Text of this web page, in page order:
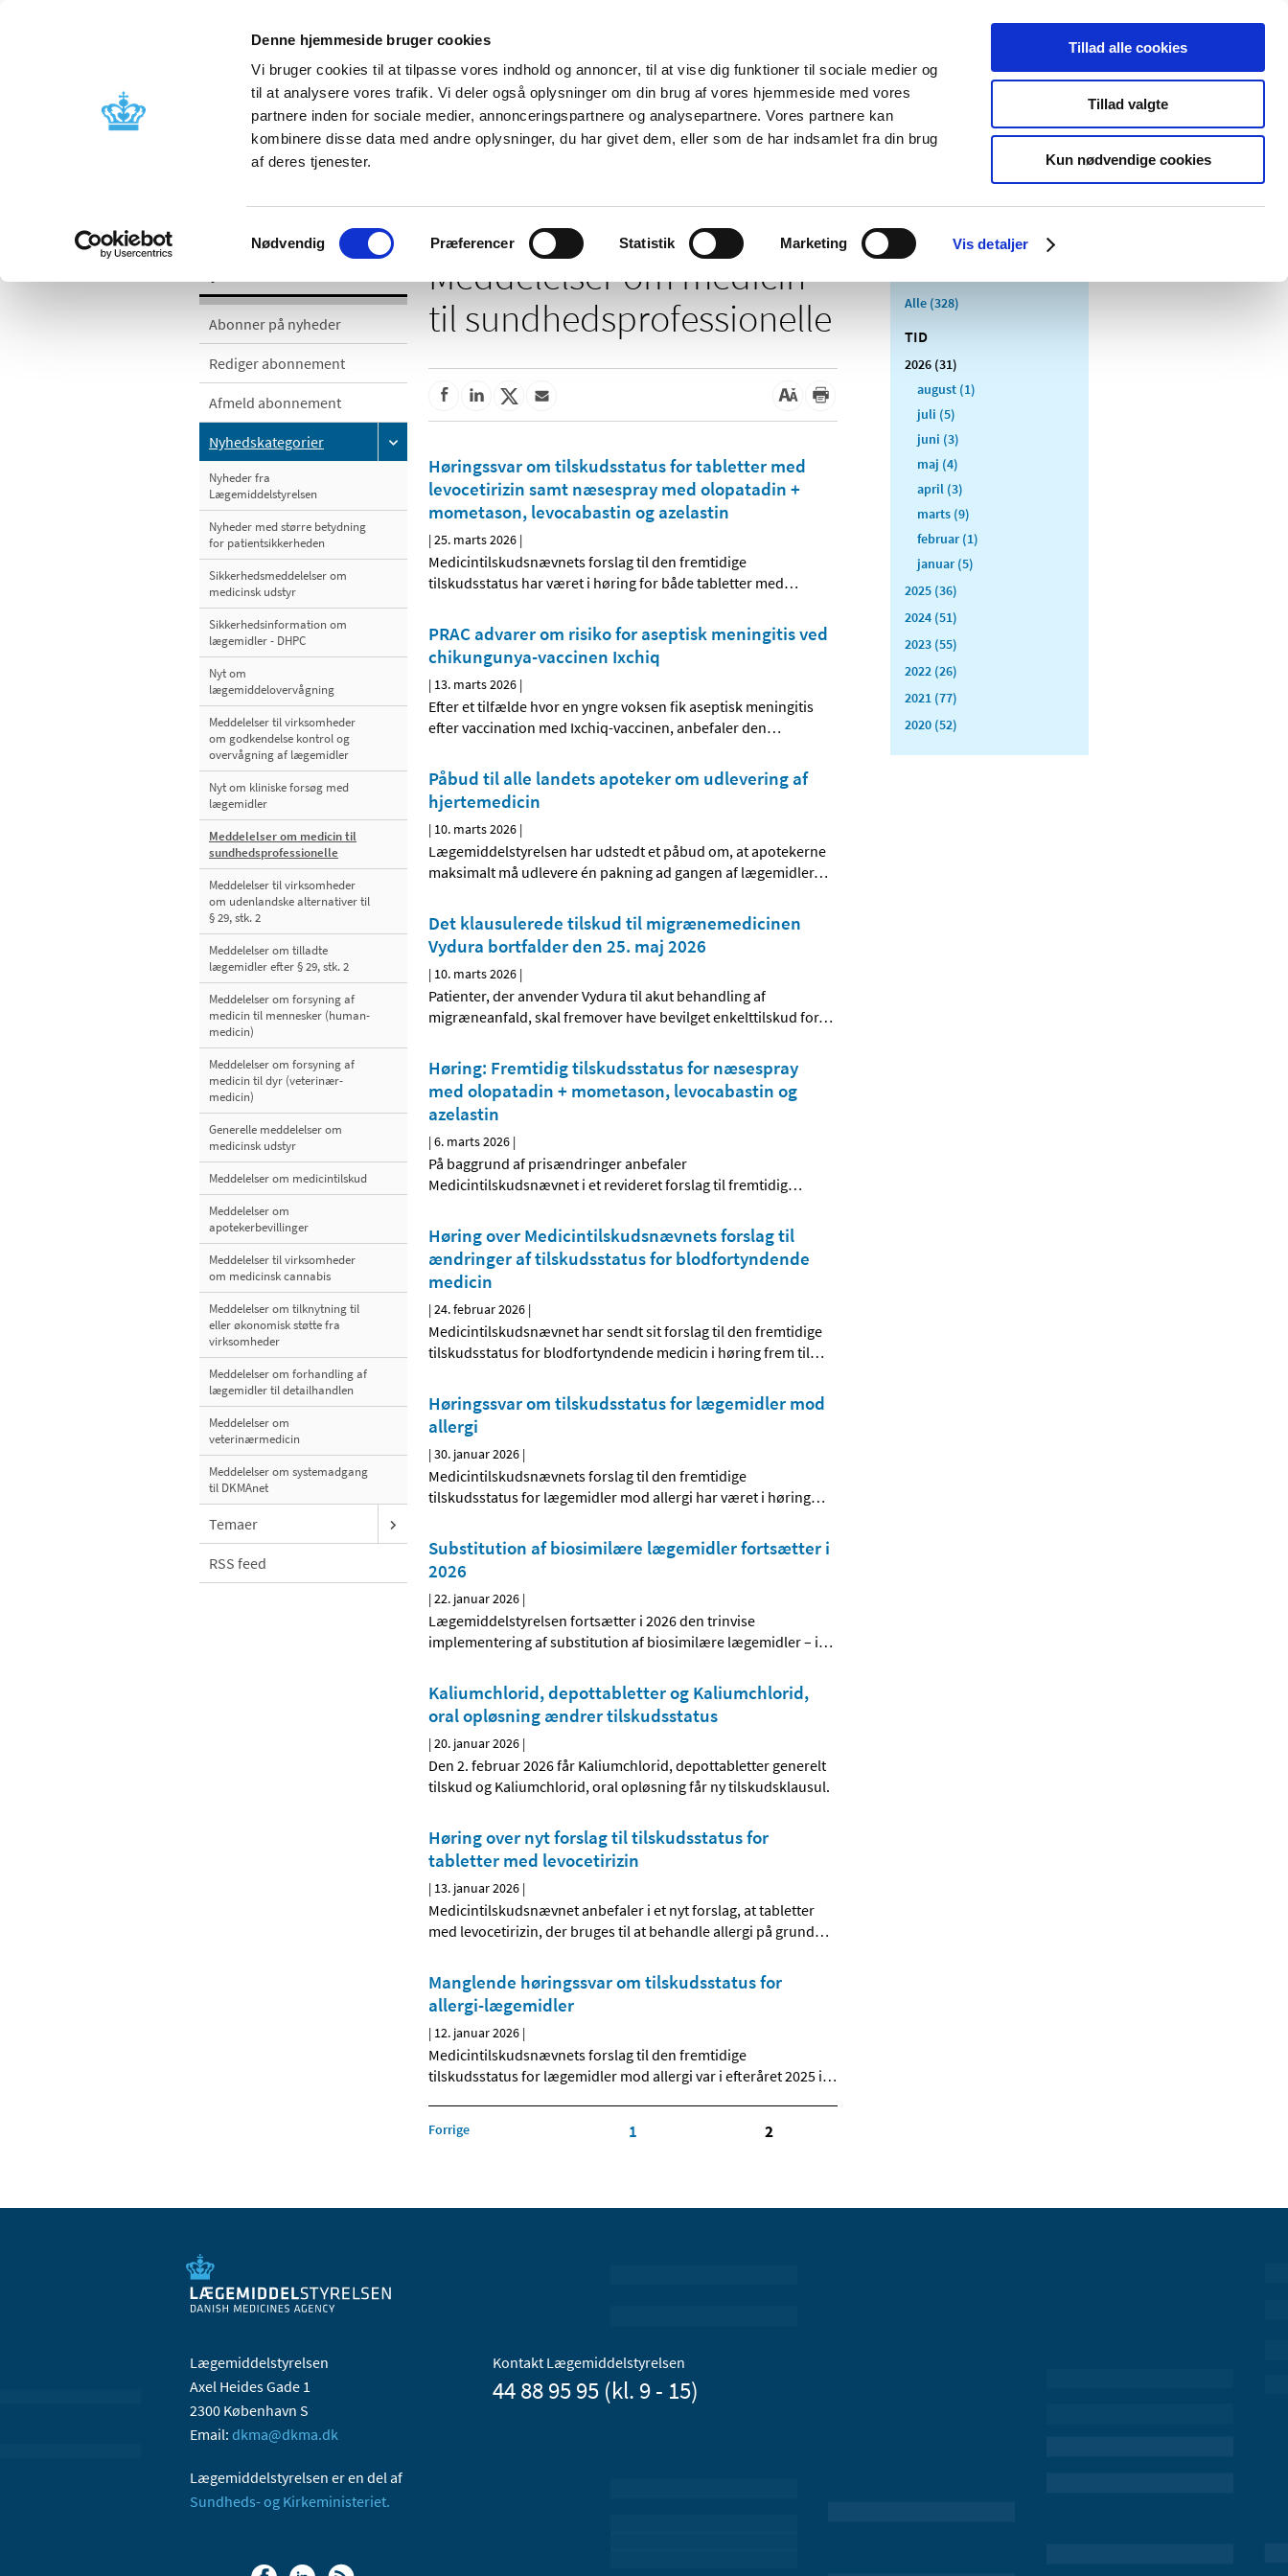
Denne hjemmeside bruger cookies
Vi bruger cookies til at tilpasse vores indhold og annoncer, til at vise dig funktioner til sociale medier og
til at analysere vores trafik. Vi deler også oplysninger om din brug af vores hjemmeside med vores
partnere inden for sociale medier, annonceringspartnere og analysepartnere. Vores partnere kan
kombinere disse data med andre oplysninger, du har givet dem, eller som de har indsamlet fra din brug
af deres tjenester.
Samtykkevalg
Nødvendig Præferencer Statistik Marketing Vis detaljer
Tillad alle cookies
Tillad valgte
Kun nødvendige cookies
Nyheder Om os Kontakt Udgivelser
Godkendelse og
Bivirkninger og
produktinformation
Tilskud og
Apoteker og salg af
Medicinsk
Særlige
produktområder
Abonner på nyheder
Rediger abonnement
Afmeld abonnement
Nyhedskategorier
Nyheder fra
Lægemiddelstyrelsen
Nyheder med større betydning
for patientsikkerheden
Sikkerhedsmeddelelser om
medicinsk udstyr
Sikkerhedsinformation om
lægemidler - DHPC
Nyt om
lægemiddelovervågning
Meddelelser til virksomheder
om godkendelse kontrol og
overvågning af lægemidler
Nyt om kliniske forsøg med
lægemidler
Meddelelser om medicin til
sundhedsprofessionelle
Meddelelser til virksomheder
om udenlandske alternativer til
§ 29, stk. 2
Meddelelser om tilladte
lægemidler efter § 29, stk. 2
Meddelelser om forsyning af
medicin til mennesker (human-
medicin)
Meddelelser om forsyning af
medicin til dyr (veterinær-
medicin)
Generelle meddelelser om
medicinsk udstyr
Meddelelser om medicintilskud
Meddelelser om
apotekerbevillinger
Meddelelser til virksomheder
om medicinsk cannabis
Meddelelser om tilknytning til
eller økonomisk støtte fra
virksomheder
Meddelelser om forhandling af
lægemidler til detailhandlen
Meddelelser om
veterinærmedicin
Meddelelser om systemadgang
til DKMAnet
Temaer
RSS feed
Meddelelser om medicin
til sundhedsprofessionelle
Høringssvar om tilskudsstatus for tabletter med
levocetirizin samt næsespray med olopatadin +
mometason, levocabastin og azelastin
|25. marts 2026 |
Medicintilskudsnævnets forslag til den fremtidige
tilskudsstatus har været i høring for både tabletter med…
PRAC advarer om risiko for aseptisk meningitis ved
chikungunya-vaccinen Ixchiq
| 13. marts 2026 |
Efter et tilfælde hvor en yngre voksen fik aseptisk meningitis
efter vaccination med Ixchiq-vaccinen, anbefaler den…
Påbud til alle landets apoteker om udlevering af
hjertemedicin
| 10. marts 2026 |
Lægemiddelstyrelsen har udstedt et påbud om, at apotekerne
maksimalt må udlevere én pakning ad gangen af lægemidler…
Det klausulerede tilskud til migrænemedicinen
Vydura bortfalder den 25. maj 2026
| 10. marts 2026 |
Patienter, der anvender Vydura til akut behandling af
migræneanfald, skal fremover have bevilget enkelttilskud for…
Høring: Fremtidig tilskudsstatus for næsespray
med olopatadin + mometason, levocabastin og
azelastin
|6. marts 2026 |
På baggrund af prisændringer anbefaler
Medicintilskudsnævnet i et revideret forslag til fremtidig…
Høring over Medicintilskudsnævnets forslag til
ændringer af tilskudsstatus for blodfortyndende
medicin
|24. februar 2026 |
Medicintilskudsnævnet har sendt sit forslag til den fremtidige
tilskudsstatus for blodfortyndende medicin i høring frem til…
Høringssvar om tilskudsstatus for lægemidler mod
allergi
|30. januar 2026 |
Medicintilskudsnævnets forslag til den fremtidige
tilskudsstatus for lægemidler mod allergi har været i høring…
Substitution af biosimilære lægemidler fortsætter i
2026
|22. januar 2026 |
Lægemiddelstyrelsen fortsætter i 2026 den trinvise
implementering af substitution af biosimilære lægemidler – i…
Kaliumchlorid, depottabletter og Kaliumchlorid,
oral opløsning ændrer tilskudsstatus
|20. januar 2026 |
Den 2. februar 2026 får Kaliumchlorid, depottabletter generelt
tilskud og Kaliumchlorid, oral opløsning får ny tilskudsklausul.
Høring over nyt forslag til tilskudsstatus for
tabletter med levocetirizin
| 13. januar 2026 |
Medicintilskudsnævnet anbefaler i et nyt forslag, at tabletter
med levocetirizin, der bruges til at behandle allergi på grund…
Manglende høringssvar om tilskudsstatus for
allergi-lægemidler
| 12. januar 2026 |
Medicintilskudsnævnets forslag til den fremtidige
tilskudsstatus for lægemidler mod allergi var i efteråret 2025 i…
Forrige 1 2
Alle (328)
TID
2026 (31)
august (1)
juli (5)
juni (3)
maj (4)
april (3)
marts (9)
februar (1)
januar (5)
2025 (36)
2024 (51)
2023 (55)
2022 (26)
2021 (77)
2020 (52)
Lægemiddelstyrelsen
Axel Heides Gade 1
2300 København S
Email: dkma@dkma.dk
Lægemiddelstyrelsen er en del af
Sundheds- og Kirkeministeriet.
Kontakt Lægemiddelstyrelsen
44 88 95 95 (kl. 9 - 15)